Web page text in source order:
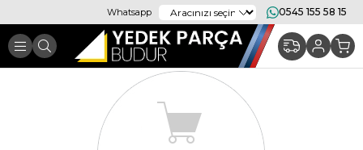
Whatsapp 0545 155 58 15